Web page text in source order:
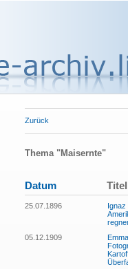
Zurück
Thema "Maisernte"
Datum Titel
25.07.1896
Ignaz
05.12.1909